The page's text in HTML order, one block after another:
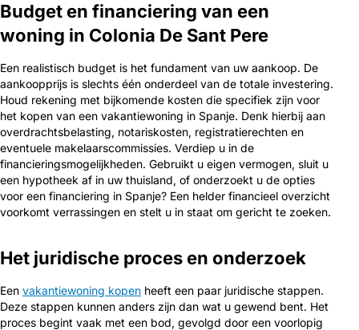
Budget en financiering van een
woning in Colonia De Sant Pere
Een realistisch budget is het fundament van uw aankoop. De
aankoopprijs is slechts één onderdeel van de totale investering.
Houd rekening met bijkomende kosten die specifiek zijn voor
het kopen van een vakantiewoning in Spanje. Denk hierbij aan
overdrachtsbelasting, notariskosten, registratierechten en
eventuele makelaarscommissies. Verdiep u in de
financieringsmogelijkheden. Gebruikt u eigen vermogen, sluit u
een hypotheek af in uw thuisland, of onderzoekt u de opties
voor een financiering in Spanje? Een helder financieel overzicht
voorkomt verrassingen en stelt u in staat om gericht te zoeken.
Het juridische proces en onderzoek
Een vakantiewoning kopen heeft een paar juridische stappen.
Deze stappen kunnen anders zijn dan wat u gewend bent. Het
proces begint vaak met een bod, gevolgd door een voorlopig